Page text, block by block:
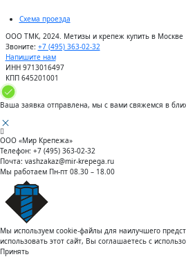
Схема проезда
ООО ТМК, 2024. Метизы и крепеж купить в Москве
Звоните: +7 (495) 363-02-32
Напишите нам
ИНН 9713016497
КПП 645201001
Ваша заявка отправлена, мы с вами свяжемся в
ООО «Мир Крепежа»
Телефон: +7 (495) 363-02-32
Почта: vashzakaz@mir-krepega.ru
Мы работаем Пн-пт 08.30 – 18.00
Мы используем cookie-файлы для наилучшего
использовать этот сайт, Вы соглашаетесь с
Принять